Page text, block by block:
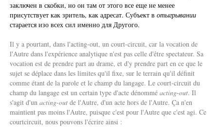
заключен в скобки, но он там от этого все еще не менее
присутствует как зритель, как адресат. Субъект в отыгрывании
старается изо всех сил именно для Другого.
Il y a pourtant, dans l'acting-out, un court-circuit, car la vocation de
l'Autre dans l'expérience analytique n'est pas celle d'être spectateur. Sa
vocation est de prendre part au drame, et d'y prendre part en ce que le
sujet se déplace dans les limites qu'il fixe, sur le terrain qu'il définit
comme étant de la parole et le champ du langage. Le court-circuit du
champ du langage est un certain type d'acte dénommé acting-out. Il
s'agit d'un acting-out de l'Autre, d'un acte hors de l'Autre. Ça n'en
maintient pas moins l'Autre, puisque c'est pour l'Autre que c'est agi. Ce
courtcircuit, nous pouvons l'écrire ainsi :